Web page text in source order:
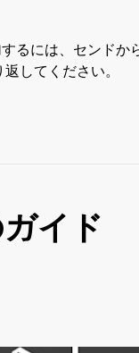
るには、センドか
してください。
イド